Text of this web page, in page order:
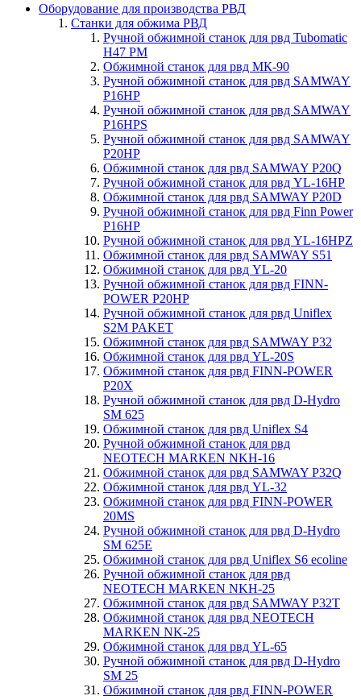
Оборудование для производства РВД
Станки для обжима РВД
Ручной обжимной станок для рвд Tubomatic
H47 PM
Обжимной станок для рвд МК-90
Ручной обжимной станок для рвд SAMWAY
P16HP
Ручной обжимной станок для рвд SAMWAY
P16HPS
Ручной обжимной станок для рвд SAMWAY
P20HP
Обжимной станок для рвд SAMWAY P20Q
Ручной обжимной станок для рвд YL-16HP
Обжимной станок для рвд SAMWAY P20D
Ручной обжимной станок для рвд Finn Power
P16HP
Ручной обжимной станок для рвд YL-16HPZ
Обжимной станок для рвд SAMWAY S51
Обжимной станок для рвд YL-20
Ручной обжимной станок для рвд FINN-
POWER P20HP
Ручной обжимной станок для рвд Uniflex
S2M PAKET
Обжимной станок для рвд SAMWAY P32
Обжимной станок для рвд YL-20S
Обжимной станок для рвд FINN-POWER
P20X
Ручной обжимной станок для рвд D-Hydro
SM 625
Обжимной станок для рвд Uniflex S4
Ручной обжимной станок для рвд
NEOTECH MARKEN NKH-16
Обжимной станок для рвд SAMWAY P32Q
Обжимной станок для рвд YL-32
Обжимной станок для рвд FINN-POWER
20MS
Ручной обжимной станок для рвд D-Hydro
SM 625E
Обжимной станок для рвд Uniflex S6 ecoline
Ручной обжимной станок для рвд
NEOTECH MARKEN NKH-25
Обжимной станок для рвд SAMWAY P32T
Обжимной станок для рвд NEOTECH
MARKEN NK-25
Обжимной станок для рвд YL-65
Ручной обжимной станок для рвд D-Hydro
SM 25
Обжимной станок для рвд FINN-POWER